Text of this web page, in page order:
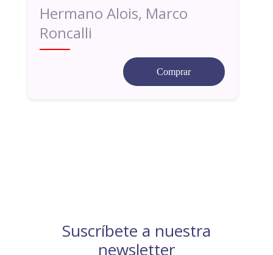
Hermano Alois, Marco
Roncalli
Comprar
Suscríbete a nuestra
newsletter